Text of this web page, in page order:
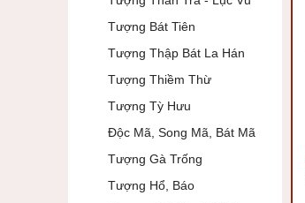
Tượng Bát Tiên
Tượng Thập Bát La Hán
Tượng Thiềm Thừ
Tượng Tỳ Hưu
Độc Mã, Song Mã, Bát Mã
Tượng Gà Trống
Tượng Hổ, Báo